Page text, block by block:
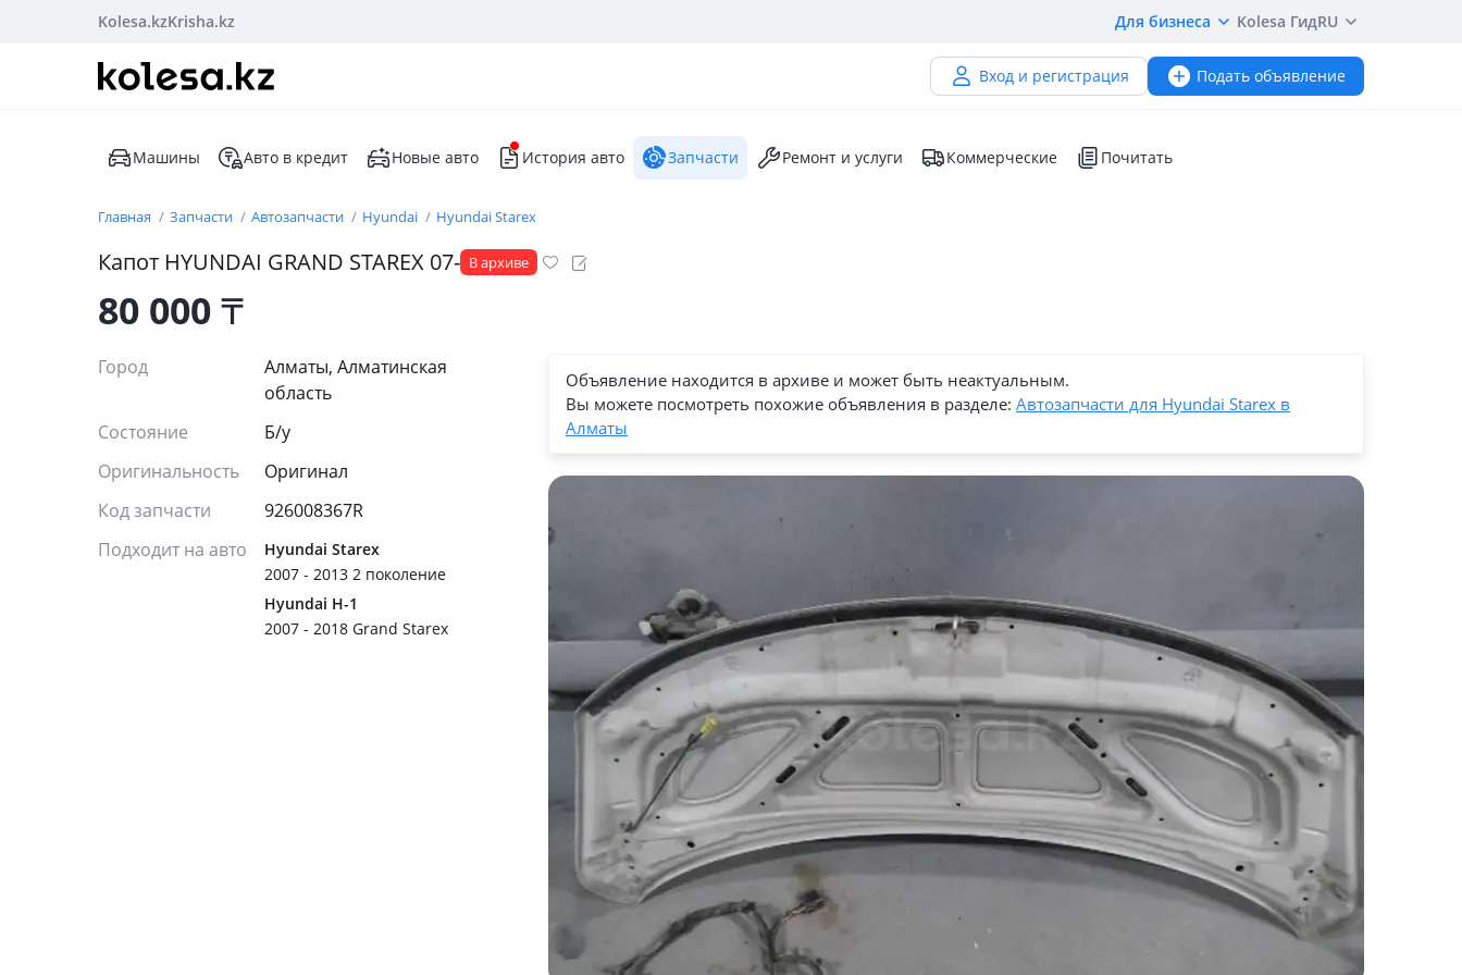
Kolesa.kzKrisha.kz Для бизнеса Kolesa ГидRU
Вход и регистрация Подать объявление
Машины Авто в кредит Новые авто История авто Запчасти Ремонт и услуги Коммерческие Почитать
Главная Запчасти Автозапчасти Hyundai Hyundai Starex
Капот HYUNDAI GRAND STAREX 07- В архиве
80 000₸
Город
Алматы, Алматинская
область
Состояние
Б/y
Оригинальность
Оригинал
Код запчасти
926008367R
Подходит на авто
Hyundai Starex
2007 - 2013 2 поколение
Hyundai H-1
2007 - 2018 Grand Starex
Объявление находится в архиве и может быть неактуальным.
Вы можете посмотреть похожие объявления в разделе: Автозапчасти для Hyundai Starex в
Алматы